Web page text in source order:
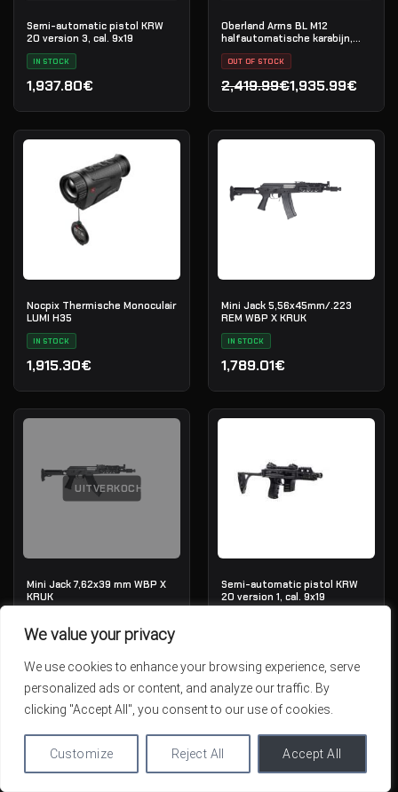
We value your privacy
We use cookies to enhance your browsing experience, serve
personalized ads or content, and analyze our traffic. By
clicking "Accept All", you consent to our use of cookies.
Customize Reject All Accept All
Semi-automatic pistol KRW
20 version 3, cal. 9x19
IN STOCK
1,937.80€
Oberland Arms BL M12
halfautomatische karabijn,
.223 Rem
OUT OF STOCK
2,419.99€
Oorspronkelijke prijs
1,935.99€
Huidige prijs is:
Nocpix Thermische Monoculair
LUMI H35
IN STOCK
1,915.30€
Mini Jack 5,56x45mm/.223
REM WBP X KRUK
IN STOCK
1,789.01€
UITVERKOCHT
Mini Jack 7,62x39 mm WBP X
KRUK
1,789.01€
Semi-automatic pistol KRW
20 version 1, cal. 9x19